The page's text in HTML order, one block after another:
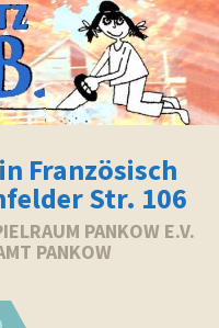
Französisch
Str. 106
PANKOW E.V.
PANKOW
Suchen